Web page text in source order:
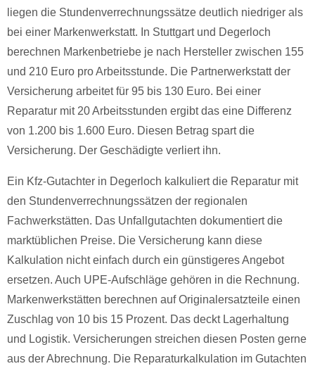
liegen die Stundenverrechnungssätze deutlich niedriger als
bei einer Markenwerkstatt. In Stuttgart und Degerloch
berechnen Markenbetriebe je nach Hersteller zwischen 155
und 210 Euro pro Arbeitsstunde. Die Partnerwerkstatt der
Versicherung arbeitet für 95 bis 130 Euro. Bei einer
Reparatur mit 20 Arbeitsstunden ergibt das eine Differenz
von 1.200 bis 1.600 Euro. Diesen Betrag spart die
Versicherung. Der Geschädigte verliert ihn.
Ein Kfz-Gutachter in Degerloch kalkuliert die Reparatur mit
den Stundenverrechnungssätzen der regionalen
Fachwerkstätten. Das Unfallgutachten dokumentiert die
marktüblichen Preise. Die Versicherung kann diese
Kalkulation nicht einfach durch ein günstigeres Angebot
ersetzen. Auch UPE-Aufschläge gehören in die Rechnung.
Markenwerkstätten berechnen auf Originalersatzteile einen
Zuschlag von 10 bis 15 Prozent. Das deckt Lagerhaltung
und Logistik. Versicherungen streichen diesen Posten gerne
aus der Abrechnung. Die Reparaturkalkulation im Gutachten